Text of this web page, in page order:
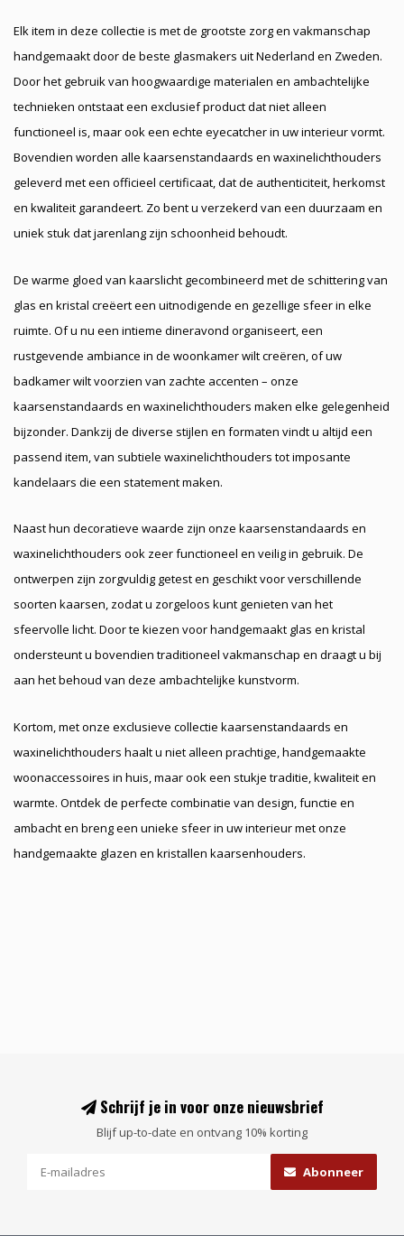
Elk item in deze collectie is met de grootste zorg en vakmanschap
handgemaakt door de beste glasmakers uit Nederland en Zweden.
Door het gebruik van hoogwaardige materialen en ambachtelijke
technieken ontstaat een exclusief product dat niet alleen
functioneel is, maar ook een echte eyecatcher in uw interieur vormt.
Bovendien worden alle kaarsenstandaards en waxinelichthouders
geleverd met een officieel certificaat, dat de authenticiteit, herkomst
en kwaliteit garandeert. Zo bent u verzekerd van een duurzaam en
uniek stuk dat jarenlang zijn schoonheid behoudt.
De warme gloed van kaarslicht gecombineerd met de schittering van
glas en kristal creëert een uitnodigende en gezellige sfeer in elke
ruimte. Of u nu een intieme dineravond organiseert, een
rustgevende ambiance in de woonkamer wilt creëren, of uw
badkamer wilt voorzien van zachte accenten – onze
kaarsenstandaards en waxinelichthouders maken elke gelegenheid
bijzonder. Dankzij de diverse stijlen en formaten vindt u altijd een
passend item, van subtiele waxinelichthouders tot imposante
kandelaars die een statement maken.
Naast hun decoratieve waarde zijn onze kaarsenstandaards en
waxinelichthouders ook zeer functioneel en veilig in gebruik. De
ontwerpen zijn zorgvuldig getest en geschikt voor verschillende
soorten kaarsen, zodat u zorgeloos kunt genieten van het
sfeervolle licht. Door te kiezen voor handgemaakt glas en kristal
ondersteunt u bovendien traditioneel vakmanschap en draagt u bij
aan het behoud van deze ambachtelijke kunstvorm.
Kortom, met onze exclusieve collectie kaarsenstandaards en
waxinelichthouders haalt u niet alleen prachtige, handgemaakte
woonaccessoires in huis, maar ook een stukje traditie, kwaliteit en
warmte. Ontdek de perfecte combinatie van design, functie en
ambacht en breng een unieke sfeer in uw interieur met onze
handgemaakte glazen en kristallen kaarsenhouders.
Schrijf je in voor onze nieuwsbrief
Blijf up-to-date en ontvang 10% korting
Abonneer